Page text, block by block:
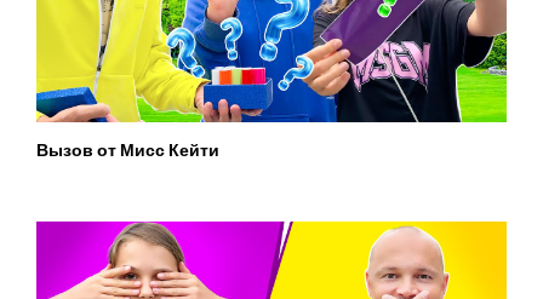
Вызов от Мисс Кейти